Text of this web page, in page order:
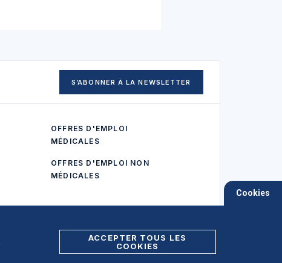
S’ABONNER À LA NEWSLETTER
OFFRES D'EMPLOI
MÉDICALES
OFFRES D'EMPLOI NON
MÉDICALES
Cookies
ACCEPTER TOUS LES
COOKIES